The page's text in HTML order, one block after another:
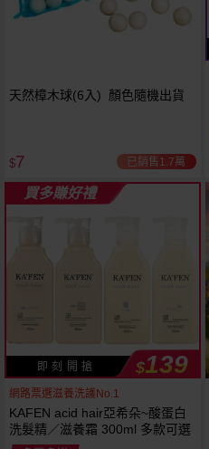
天然樟木球(6入) 顏色隨機出貨
$7 已銷售1.7萬
買多賺好禮
即 刻 開 搶 $139
網路票選滋養洗護No.1
KAFEN acid hair亞希朵~酸蛋白
洗髮精／滋養霜 300ml 多款可選